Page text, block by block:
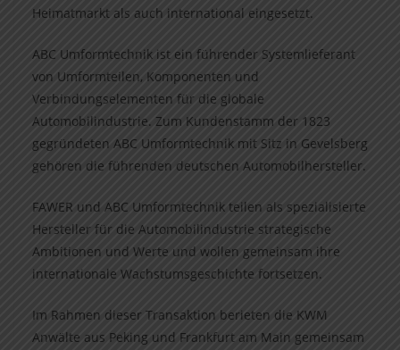
Heimatmarkt als auch international eingesetzt.
ABC Umformtechnik ist ein führender Systemlieferant
von Umformteilen, Komponenten und
Verbindungselementen für die globale
Automobilindustrie. Zum Kundenstamm der 1823
gegründeten ABC Umformtechnik mit Sitz in Gevelsberg
gehören die führenden deutschen Automobilhersteller.
FAWER und ABC Umformtechnik teilen als spezialisierte
Hersteller für die Automobilindustrie strategische
Ambitionen und Werte und wollen gemeinsam ihre
internationale Wachstumsgeschichte fortsetzen.
Im Rahmen dieser Transaktion berieten die KWM
Anwälte aus Peking und Frankfurt am Main gemeinsam